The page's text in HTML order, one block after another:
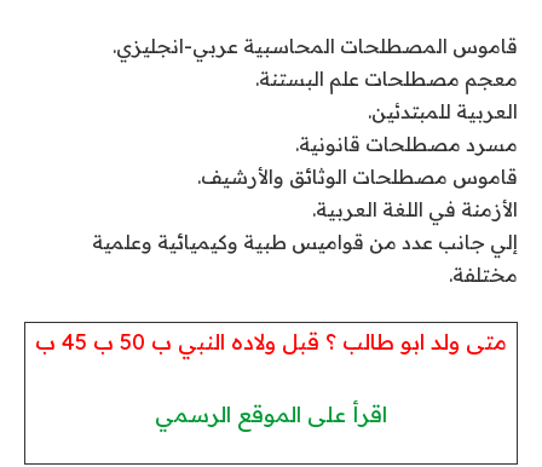
قاموس المصطلحات المحاسبية عربي-انجليزي.
معجم مصطلحات علم البستنة.
العربية للمبتدئين.
مسرد مصطلحات قانونية.
قاموس مصطلحات الوثائق والأرشيف.
الأزمنة في اللغة العربية.
إلي جانب عدد من قواميس طبية وكيميائية وعلمية
مختلفة.
متى ولد ابو طالب ؟ قبل ولاده النبي ب 50 ب 45 ب
اقرأ على الموقع الرسمي